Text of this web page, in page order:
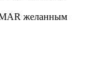
желанным